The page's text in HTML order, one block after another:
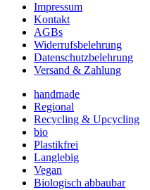
Impressum
Kontakt
AGBs
Widerrufsbelehrung
Datenschutzbelehrung
Versand & Zahlung
handmade
Regional
Recycling & Upcycling
bio
Plastikfrei
Langlebig
Vegan
Biologisch abbaubar